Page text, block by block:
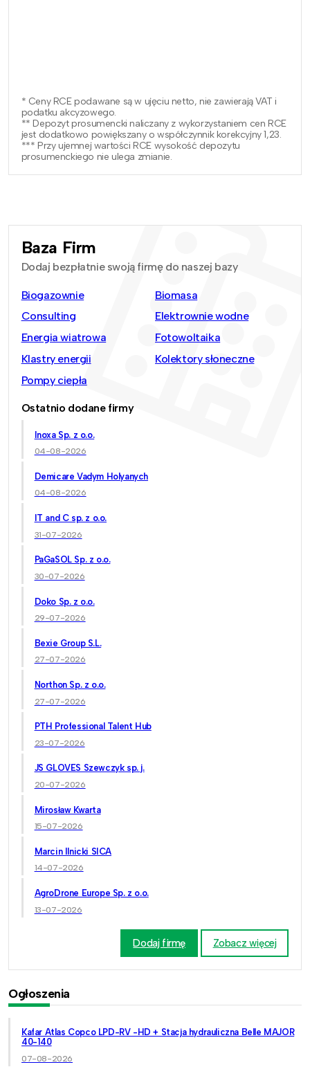
* Ceny RCE podawane są w ujęciu netto, nie zawierają VAT i
podatku akcyzowego.
** Depozyt prosumencki naliczany z wykorzystaniem cen RCE
jest dodatkowo powiększany o współczynnik korekcyjny 1,23.
*** Przy ujemnej wartości RCE wysokość depozytu
prosumenckiego nie ulega zmianie.
Baza Firm
Dodaj bezpłatnie swoją firmę do naszej bazy
Biogazownie
Biomasa
Consulting
Elektrownie wodne
Energia wiatrowa
Fotowoltaika
Klastry energii
Kolektory słoneczne
Pompy ciepła
Ostatnio dodane firmy
Inoxa Sp. z o.o.
04-08-2026
Demicare Vadym Holyanych
04-08-2026
IT and C sp. z o.o.
31-07-2026
PaGaSOL Sp. z o.o.
30-07-2026
Doko Sp. z o.o.
29-07-2026
Bexie Group S.L.
27-07-2026
Northon Sp. z o.o.
27-07-2026
PTH Professional Talent Hub
23-07-2026
JS GLOVES Szewczyk sp. j.
20-07-2026
Mirosław Kwarta
15-07-2026
Marcin Ilnicki SICA
14-07-2026
AgroDrone Europe Sp. z o.o.
13-07-2026
Dodaj firmę Zobacz więcej
Ogłoszenia
Kafar Atlas Copco LPD-RV -HD + Stacja hydrauliczna Belle MAJOR
40-140
07-08-2026